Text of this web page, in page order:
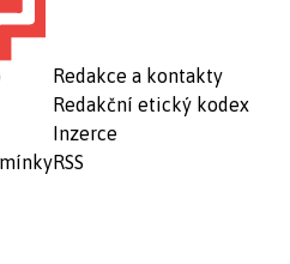
Redakce a kontakty
Redakční etický kodex
Inzerce
RSS